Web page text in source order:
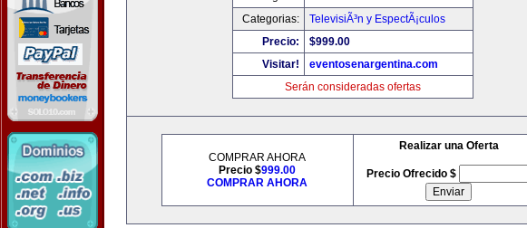
Categorias:
TelevisiÃ³n y EspectÃ¡culos
Precio:
$999.00
Visitar!
eventosenargentina.com
Serán consideradas ofertas
COMPRAR AHORA
Precio $999.00
COMPRAR AHORA
Realizar una Oferta
Precio Ofrecido $